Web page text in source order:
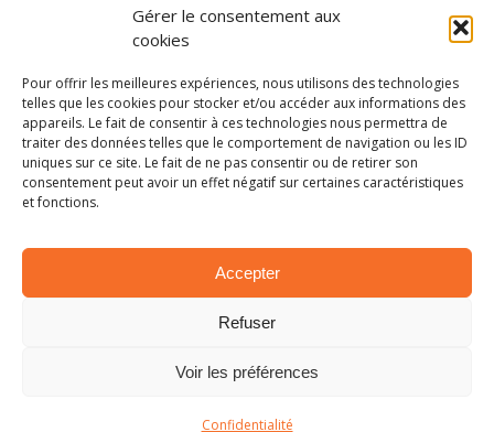
Gérer le consentement aux
cookies
Pour offrir les meilleures expériences, nous utilisons des technologies
telles que les cookies pour stocker et/ou accéder aux informations des
appareils. Le fait de consentir à ces technologies nous permettra de
traiter des données telles que le comportement de navigation ou les ID
uniques sur ce site. Le fait de ne pas consentir ou de retirer son
consentement peut avoir un effet négatif sur certaines caractéristiques
et fonctions.
Accepter
Refuser
Voir les préférences
Confidentialité
Rally2), autre animateur régulier de la
compétition, nul doute qu’il remettra le couvert
cette année encore comme en témoigne sa
présence à l’Haspengouw.
Enfin, du côté des propulsions, Cédric De Cecco
aura à coeur de faire virevolter la nouvelle 992
Rally GT dès le Rallye de Wallonie. Il s’agira alors
au pilotage d’une Rally2. On n’oublie pas non plus
l’éternel Patrick Snijers (997 GT3) dont l’objectif
premier est d’empocher une nouvelle couronne